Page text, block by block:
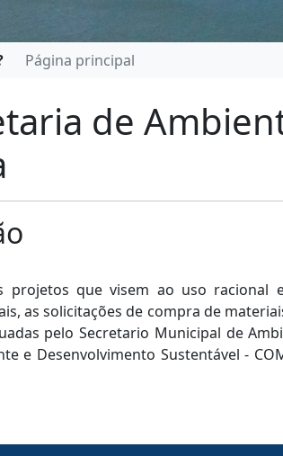
Página principal
de
projetos que visem ao uso racional
as solicitações de compra de
pelo Secretario Municipal de
e Desenvolvimento Sustentável -